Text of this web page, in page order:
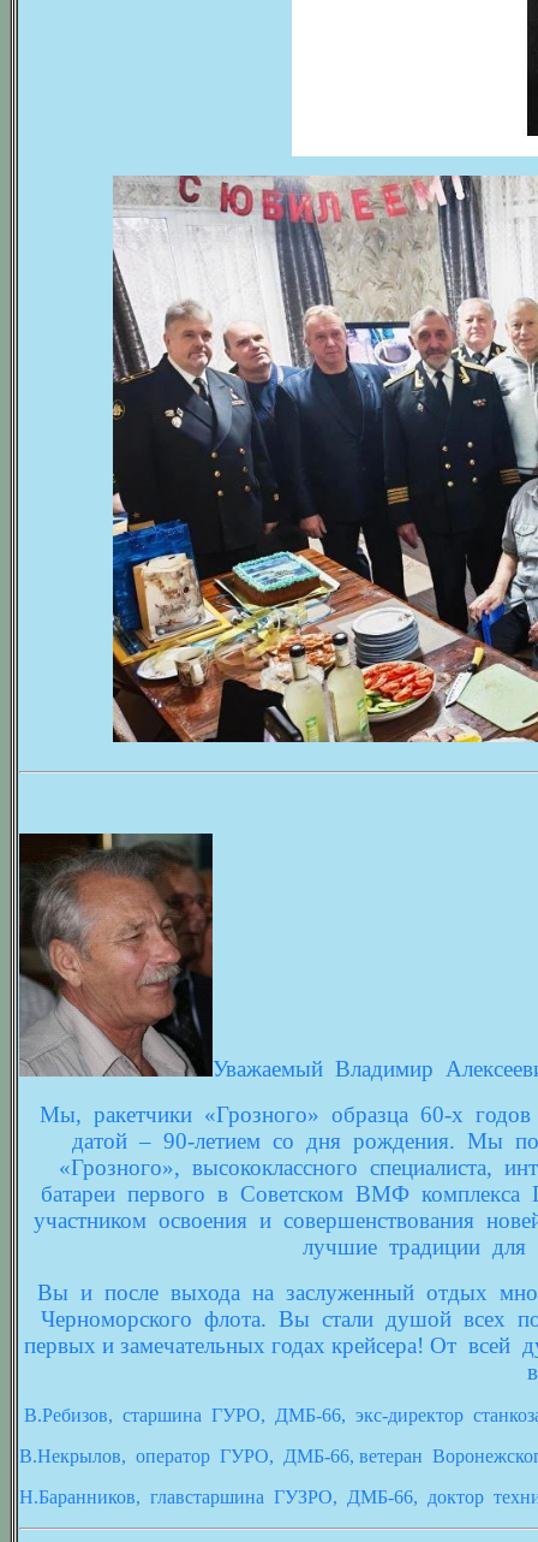
Уважаемый Владимир
Мы, ракетчики «Грозного» образца 60-х
датой – 90-летием со дня рождения. Мы
«Грозного», высококлассного специалиста,
батареи первого в Советском ВМФ
участником освоения и совершенствования
лучшие традиции для
Вы и после выхода на заслуженный отдых
Черноморского флота. Вы стали душой всех
первых и замечательных годах крейсера! От
В.Ребизов, старшина ГУРО, ДМБ-66, экс-директор
В.Некрылов, оператор ГУРО, ДМБ-66, ветеран
Н.Баранников, главстаршина ГУЗРО, ДМБ-66, доктор